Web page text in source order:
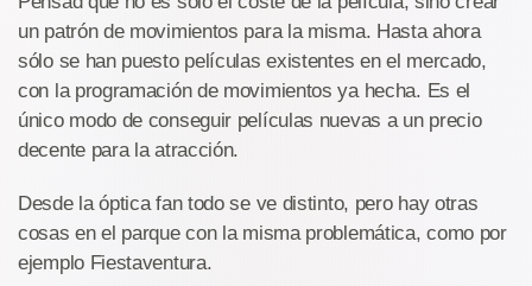
un patrón de movimientos para la misma. Hasta ahora
sólo se han puesto películas existentes en el mercado,
con la programación de movimientos ya hecha. Es el
único modo de conseguir películas nuevas a un precio
decente para la atracción.
Desde la óptica fan todo se ve distinto, pero hay otras
cosas en el parque con la misma problemática, como por
ejemplo Fiestaventura.